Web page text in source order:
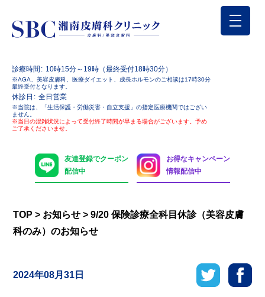
診療時間 10時15分～19時（最終受付18時30分）
※AGA、美容皮膚科、医療ダイエット、成長ホルモンのご相談は17時30分
最終受付となります。
休診日 全日営業
※当院は、「生活保護・労働災害・自立支援」の指定医療機関ではござい
ません。
※当日の混雑状況によって受付終了時間が早まる場合がございます。予め
ご了承くださいませ。
友達登録でクーポン
配信中
お得なキャンペーン
情報配信中
TOP > お知らせ >9/20 保険診療全科目休診（美容皮膚
科のみ）のお知らせ
2024年08月31日